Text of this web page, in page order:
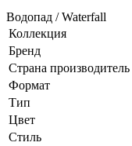
Водопад / Waterfall
Коллекция
Бренд
Страна производитель
Формат
Тип
Цвет
Стиль